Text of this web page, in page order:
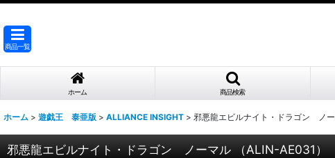
商品一覧
ホーム 商品検索
ホーム > 遊戯王 泰亜版 > ALLIANCE INSIGHT > 邪悪龍エビルナイト・ドラゴン ノー
邪悪龍エビルナイト・ドラゴン ノーマル （ALIN-AE031）